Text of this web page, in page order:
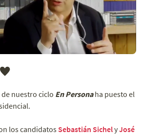
nuestro ciclo En Personaha puesto el
los candidatos Sebastián SichelyJosé